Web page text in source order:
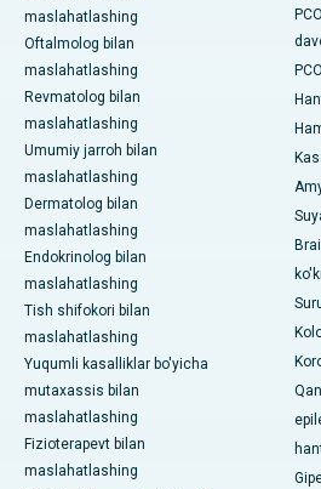
maslahatlashing
Oftalmolog bilan
maslahatlashing
Revmatolog bilan
maslahatlashing
Umumiy jarroh bilan
maslahatlashing
Dermatolog bilan
maslahatlashing
Endokrinolog bilan
maslahatlashing
Tish shifokori bilan
maslahatlashing
Yuqumli kasalliklar bo'yicha
mutaxassis bilan
maslahatlashing
Fizioterapevt bilan
maslahatlashing